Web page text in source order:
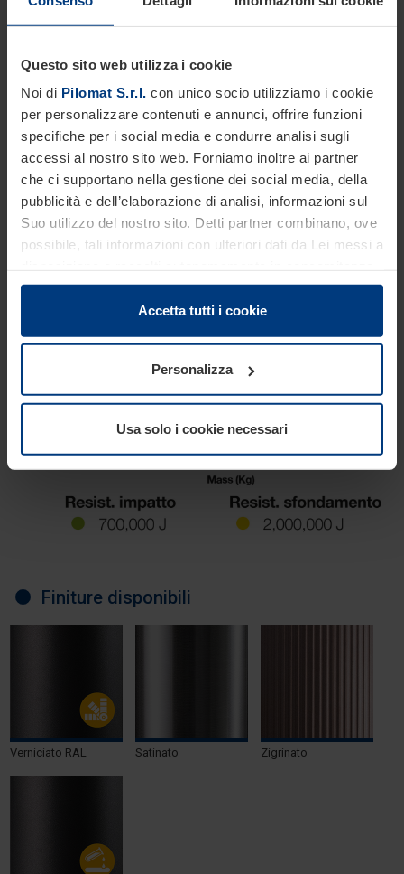
Questo sito web utilizza i cookie
Noi di Pilomat S.r.l. con unico socio utilizziamo i cookie
per personalizzare contenuti e annunci, offrire funzioni
specifiche per i social media e condurre analisi sugli
accessi al nostro sito web. Forniamo inoltre ai partner
che ci supportano nella gestione dei social media, della
pubblicità e dell’elaborazione di analisi, informazioni sul
Suo utilizzo del nostro sito. Detti partner combinano, ove
possibile, tali informazioni con ulteriori dati da Lei messi a
con il Suo impiego dei servizi offerti.
Le disposizioni di legge ci autorizzano a salvare i cookie
sul Suo dispositivo in tutti quei casi in cui essi sono
sito. Per tutti gli altri tipi di cookie, necessitiamo del Suo
consenso. Lei ha comunque facoltà di modificare o
Accetta tutti i cookie
Personalizza
Usa solo i cookie necessari
Crash test
Finiture disponibili
Verniciato RAL Satinato Zigrinato